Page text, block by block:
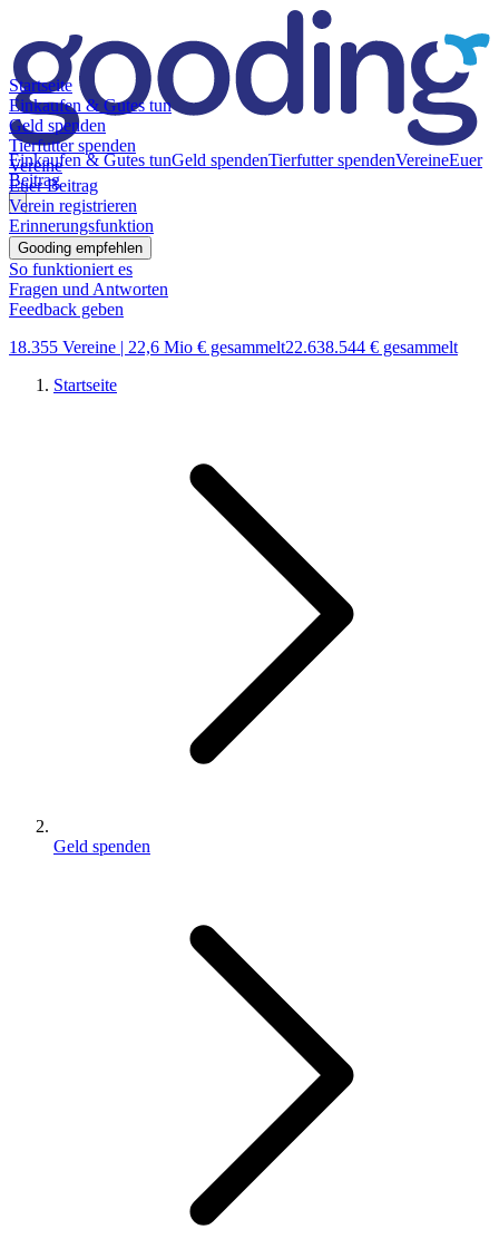
Einkaufen & Gutes tunGeld spendenTierfutter spendenVereineEuer
Beitrag
Startseite
Einkaufen & Gutes tun
Geld spenden
Tierfutter spenden
Vereine
Euer Beitrag
Verein registrieren
Erinnerungsfunktion
Gooding empfehlen
So funktioniert es
Fragen und Antworten
Feedback geben
18.355 Vereine | 22,6 Mio € gesammelt22.638.544 € gesammelt
Startseite
Geld spenden